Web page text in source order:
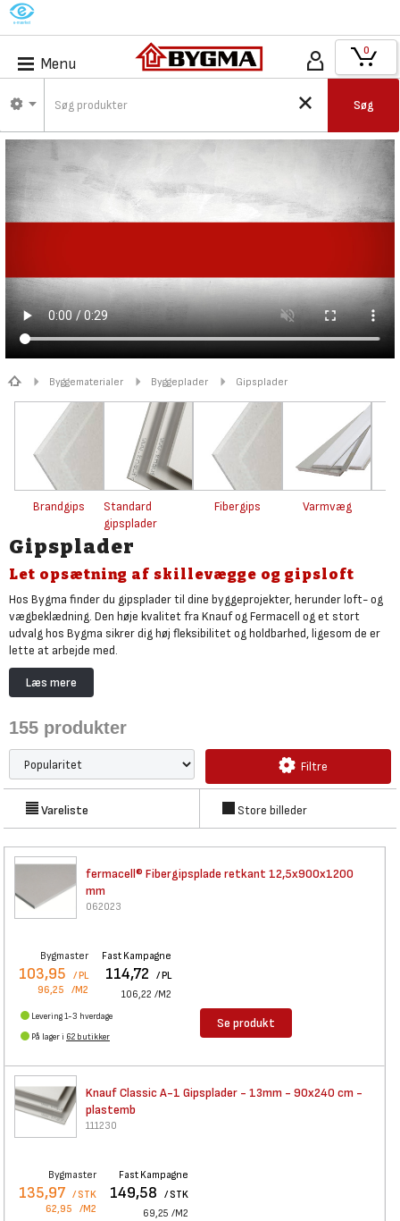
M
Menu
Søg
0
Byggematerialer Byggeplader Gipsplader
Brandgips
Standard
gipsplader
Fibergips Varmvæg
Gipsplader
Let opsætning af skillevægge og gipsloft
Hos Bygma finder du gipsplader til dine byggeprojekter, herunder loft- og
vægbeklædning. Den høje kvalitet fra Knauf og Fermacell og et stort
udvalg hos Bygma sikrer dig høj fleksibilitet og holdbarhed, ligesom de er
lette at arbejde med.
Stort udvalg, gode tilbud og billige gipsplader
I langt de fleste tilfælde er vores
skal bruge. Men du finder også
glasfiberarmeret brandbeskyttelsesplader.
Populære og stærke fibergipsplader
Isærfibergipspladerne fra Fermaceller populære, når du stiller ekstra
krav til konstruktion af nye rum og lofter i hjemmet.
Læs mere
155 produkter
Filtre
Vareliste Store billeder
fermacell® Fibergipsplade retkant 12,5x900x1200
mm
062023
Bygmaster
103,95 / PL
96,25 /M2
Fast Kampagne
114,72 / PL
106,22 /M2
Levering 1-3 hverdage
På lager i 62 butikker
Se produkt
Knauf Classic A-1 Gipsplader - 13mm - 90x240 cm -
plastemb
111230
Bygmaster
135,97 / STK
62,95 /M2
Fast Kampagne
149,58 / STK
69,25 /M2